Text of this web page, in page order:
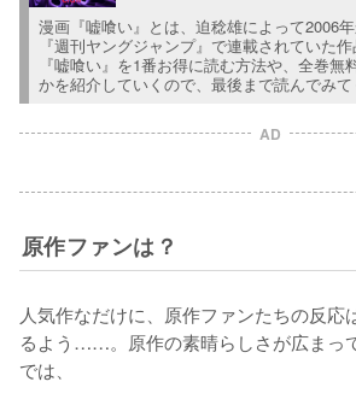
漫画『嘘喰い』とは、迫稔雄によって2006
『週刊ヤングジャンプ』で連載されていた
『嘘喰い』を1番お得に読む方法や、全巻無
かを紹介していくので、最後まで読んでみて
AD
原作ファンは？
人気作なだけに、原作ファンたちの反応
るよう……。原作の素晴らしさが広まっ
では、